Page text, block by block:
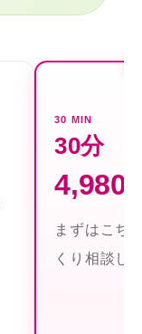
30 MIN
30分
4,980
まずはこち
くり相談し